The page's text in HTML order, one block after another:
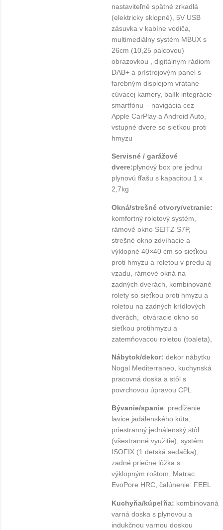
nastaviteľné spätné zrkadlá
(elektricky sklopné), 5V USB
zásuvka v kabíne vodiča,
multimediálny systém MBUX s
26cm (10,25 palcovou)
obrazovkou , digitálnym rádiom
DAB+ a prístrojovým panel s
farebným displejom vrátane
cúvacej kamery, balík integrácie
smartfónu – navigácia cez
Apple CarPlay a Android Auto,
vstupné dvere so sieťkou proti
hmyzu
Servisné / garážové
dvere:plynový box pre jednu
plynovú fľašu s kapacitou 1 x
2,7kg
Okná/strešné otvory/vetranie:
komfortný roletový systém,
rámové okno SEITZ S7P,
strešné okno zdvíhacie a
výklopné 40×40 cm so sieťkou
proti hmyzu a roletou v predu aj
vzadu, rámové okná na
zadných dverách, kombinované
rolety so sieťkou proti hmyzu a
roletou na zadných krídlových
dverách, otváracie okno so
sieťkou protihmyzu a
zatemňovacou roletou (toaleta),
Nábytok/dekor: dekor nábytku
Nogal Mediterraneo, kuchynská
pracovná doska a stôl s
povrchovou úpravou CPL
Bývanie/spanie: predĺženie
lavice jadálenského kúta,
priestranný jednálenský stôl
(všestranné využitie), systém
ISOFIX (1 detská sedačka),
zadné priečne lôžka s
výklopným roštom, Matrac
EvoPore HRC, čalúnenie: FEEL
Kuchyňa/kúpeľňa: kombinovaná
varná doska s plynovou a
indukčnou varnou doskou